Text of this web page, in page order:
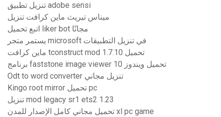
تنزيل تطبيق adobe sensi
ميناس تيريث ماين كرافت تنزيل
اتبع تحميل liker bot مجانًا
يستمر متجر microsoft في تنزيل التطبيقات
ماين كرافت tconstruct mod 1.7.10 تحميل
برنامج faststone image viewer تحميل ويندوز 10
Odt to word converter تنزيل مجاني
Kingo root mirror تحميل pc
تنزيل mod legacy sr1 ets2 1.23
تحميل مجاني كامل الإصدار للمدن xl pc game